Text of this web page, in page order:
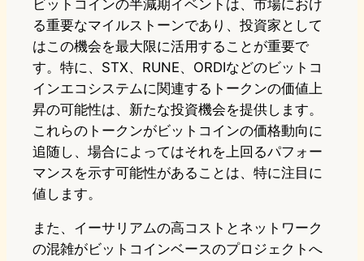
ビットコインの半減期イベントは、市場におけ
る重要なマイルストーンであり、投資家として
はこの機会を最大限に活用することが重要で
す。特に、STX、RUNE、ORDIなどのビットコ
インエコシステムに関連するトークンの価値上
昇の可能性は、新たな投資機会を提供します。
これらのトークンがビットコインの価格動向に
追随し、場合によってはそれを上回るパフォー
マンスを示す可能性があることは、特に注目に
値します。
また、イーサリアムの高コストとネットワーク
の混雑がビットコインベースのプロジェクトへ